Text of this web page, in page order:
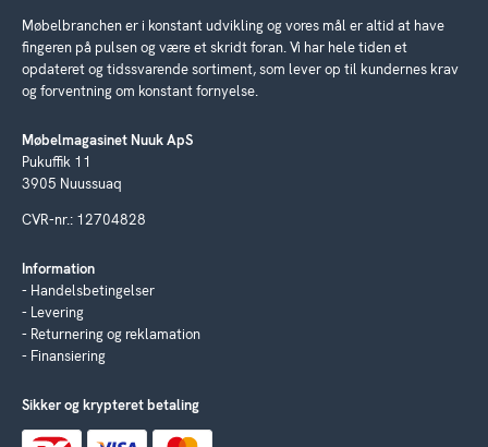
Møbelbranchen er i konstant udvikling og vores mål er altid at have
fingeren på pulsen og være et skridt foran. Vi har hele tiden et
opdateret og tidssvarende sortiment, som lever op til kundernes krav
og forventning om konstant fornyelse.
Møbelmagasinet Nuuk ApS
Pukuffik 11
3905 Nuussuaq
CVR-nr.: 12704828
Information
Handelsbetingelser
Levering
Returnering og reklamation
Finansiering
Sikker og krypteret betaling